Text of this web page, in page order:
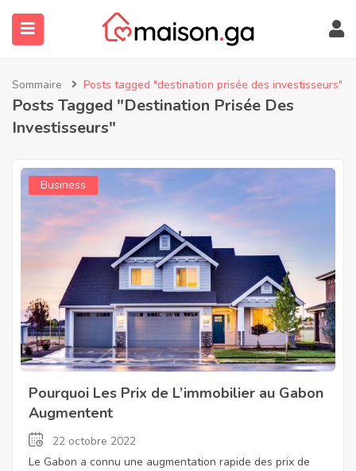
(À Propos)
Sommaire Posts tagged "destination prisée des investisseurs"
Posts Tagged "destination Prisée Des
Investisseurs"
Business
Pourquoi Les Prix de L’immobilier au Gabon
Augmentent
22 octobre 2022
Le Gabon a connu une augmentation rapide des prix de